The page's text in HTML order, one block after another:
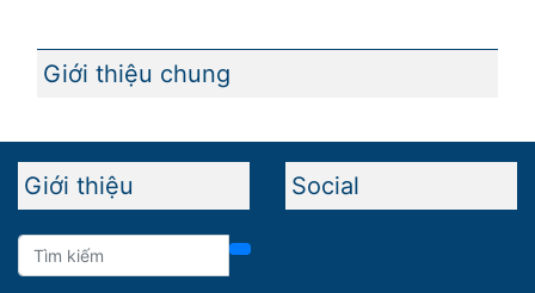
Giới thiệu chung
Giới thiệu Social